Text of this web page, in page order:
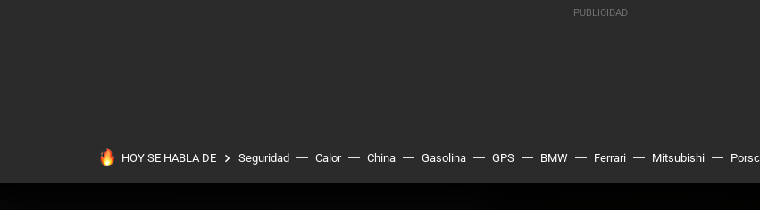
HOY SE HABLA DE Seguridad Calor China Gasolina GPS BMW Ferrari Mitsubishi